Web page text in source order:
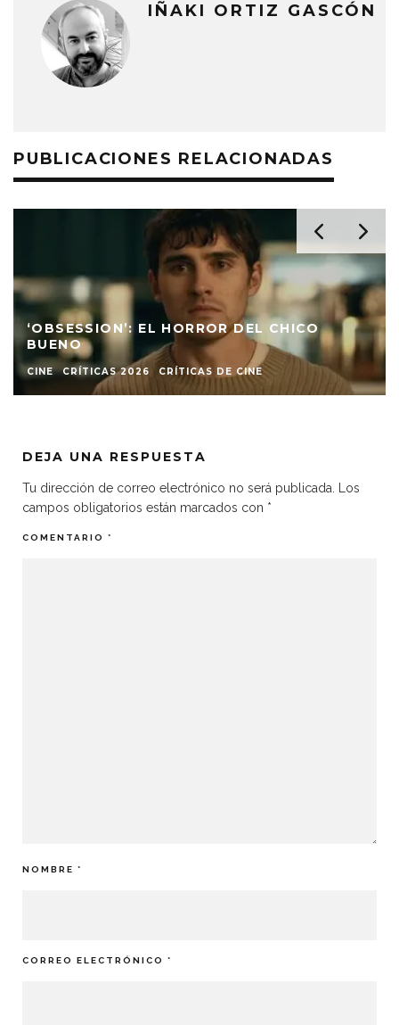
IÑAKI ORTIZ GASCÓN
PUBLICACIONES RELACIONADAS
OBSESSION: CONTRA EL CONTENIDO
CRÍTICAS 2026
DEJA UNA RESPUESTA
Tu dirección de correo electrónico no será publicada.
Los
campos obligatorios están marcados con *
COMENTARIO *
NOMBRE *
CORREO ELECTRÓNICO *